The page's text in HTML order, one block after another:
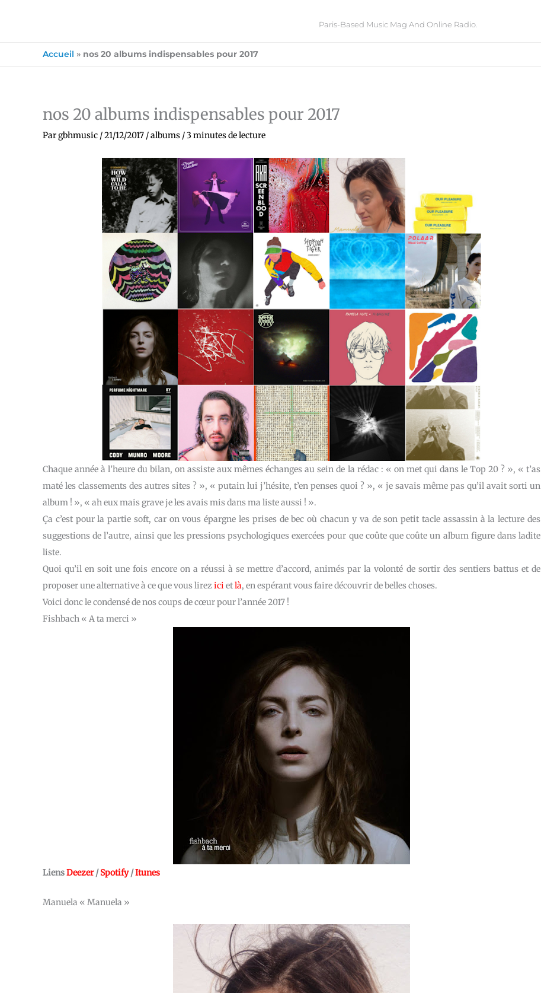
Paris-Based Music Mag And Online Radio.
Accueil » nos 20 albums indispensables pour 2017
nos 20 albums indispensables pour 2017
Pargbhmusic /21/12/2017 /albums /3 minutes de lecture
Chaque année à l’heure du bilan, on assiste aux mêmes échanges au sein de la rédac : « on met qui dans le Top 20 ? », « t’as
maté les classements des autres sites ? », « putain lui j’hésite, t’en penses quoi ? », « je savais même pas qu’il avait sorti un
album ! », « ah eux mais grave je les avais mis dans ma liste aussi ! ».
Ça c’est pour la partie soft, car on vous épargne les prises de bec où chacun y va de son petit tacle assassin à la lecture des
suggestions de l’autre, ainsi que les pressions psychologiques exercées pour que coûte que coûte un album figure dans ladite
liste.
Quoi qu’il en soit une fois encore on a réussi à se mettre d’accord, animés par la volonté de sortir des sentiers battus et de
proposer une alternative à ce que vous lirez icietlà, en espérant vous faire découvrir de belles choses.
Voici donc le condensé de nos coups de cœur pour l’année 2017 !
Fishbach « A ta merci »
LiensDeezer/Spotify/Itunes
Manuela « Manuela »